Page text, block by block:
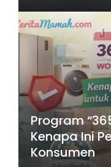
Program
Kenapa Ini
Konsumen